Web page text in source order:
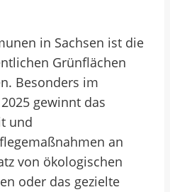
in Sachsen ist die
Grünflächen
Besonders im
gewinnt das
und
an
von ökologischen
oder das gezielte